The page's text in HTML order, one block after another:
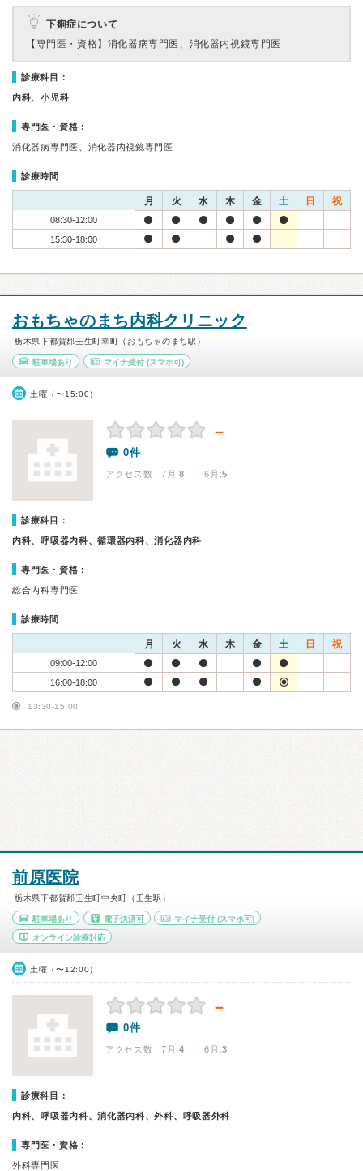
下痢症について
【専門医・資格】 消化器病専門医、消化器内視鏡専門医
診療科目：
内科、小児科
専門医・資格：
消化器病専門医、消化器内視鏡専門医
診療時間
月 火 水 木 金 土 日 祝
08:30-12:00
15:30-18:00
おもちゃのまち内科クリニック
栃木県下都賀郡壬生町幸町（おもちゃのまち駅）
駐車場あり マイナ受付(スマホ可)
土曜（〜15:00）
－
0件
アクセス数 7月:8 | 6月:5
診療科目：
内科、呼吸器内科、循環器内科、消化器内科
専門医・資格：
総合内科専門医
診療時間
月 火 水 木 金 土 日 祝
09:00-12:00
16:00-18:00
13:30-15:00
前原医院
栃木県下都賀郡壬生町中央町（壬生駅）
駐車場あり 電子決済可 マイナ受付 (スマホ可)
オンライン診療対応
土曜（〜12:00）
－
0件
アクセス数 7月:4 | 6月:3
診療科目：
内科、呼吸器内科、消化器内科、外科、呼吸器外科
専門医・資格：
外科専門医